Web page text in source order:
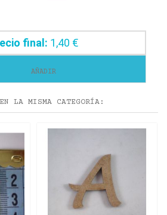
final: 1,40 €
AÑADIR
LA MISMA CATEGORÍA: